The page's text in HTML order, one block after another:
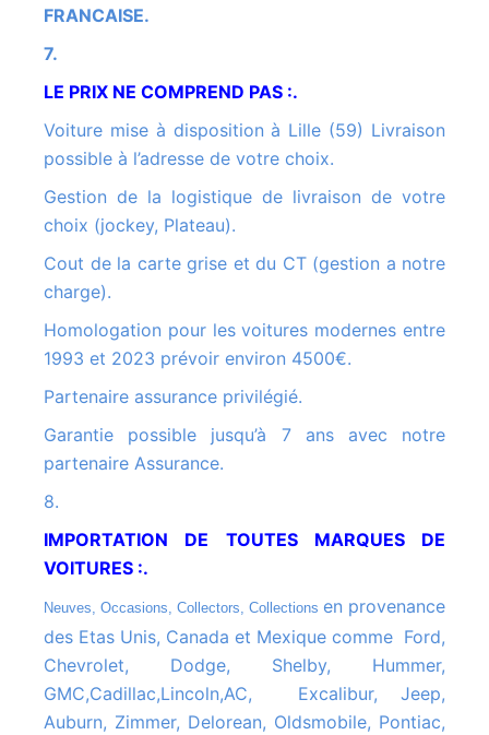
FRANCAISE.
7.
LE PRIX NE COMPREND PAS :.
Voiture mise à disposition à Lille (59) Livraison
possible à l’adresse de votre choix.
Gestion de la logistique de livraison de votre
choix (jockey, Plateau).
Cout de la carte grise et du CT (gestion a notre
charge).
Homologation pour les voitures modernes entre
1993 et 2023 prévoir environ 4500€.
Partenaire assurance privilégié.
Garantie possible jusqu’à 7 ans avec notre
partenaire Assurance.
8.
IMPORTATION DE TOUTES MARQUES DE
VOITURES :.
Neuves, Occasions, Collectors, Collections en provenance
des Etas Unis, Canada et Mexique comme Ford,
Chevrolet, Dodge, Shelby, Hummer,
GMC,Cadillac,Lincoln,AC, Excalibur, Jeep,
Auburn, Zimmer, Delorean, Oldsmobile, Pontiac,